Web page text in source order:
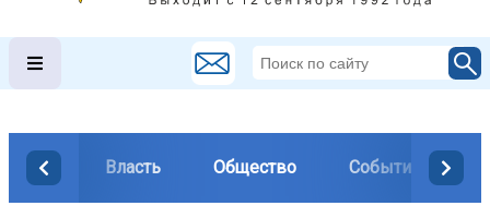
Власть Общество События